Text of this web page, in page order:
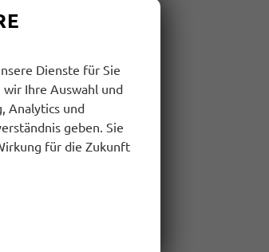
Dienste für Sie
Ihre Auswahl und
Analytics und
geben. Sie
für die Zukunft